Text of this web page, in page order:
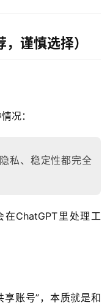
谨慎选择）
况：
私、稳定性都完全
ChatGPT里处理工
享账号”，本质就是和